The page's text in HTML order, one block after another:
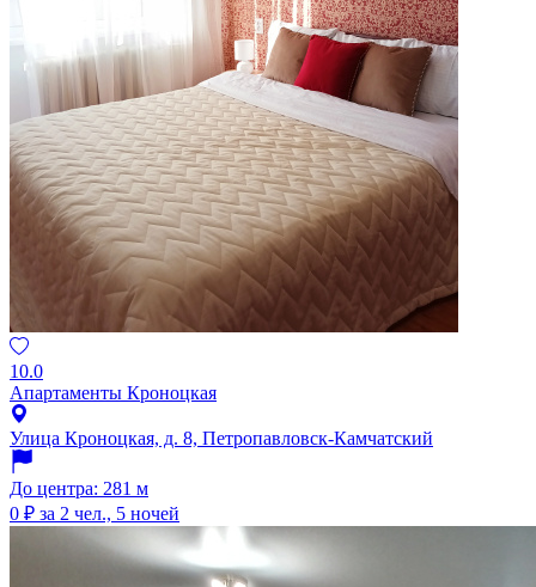
10.0
Апартаменты Кроноцкая
Улица Кроноцкая, д. 8, Петропавловск-Камчатский
До центра: 281 м
0 ₽ за 2 чел., 5 ночей